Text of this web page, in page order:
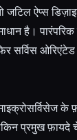
जटिल ऐप्स
है। पारंपरिक
सर्विस
के
लेकिन प्रमुख